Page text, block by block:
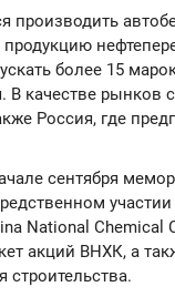
производить
более 15
качестве рынков
Россия, где
сентября
National Chemical
акций ВНХК, а